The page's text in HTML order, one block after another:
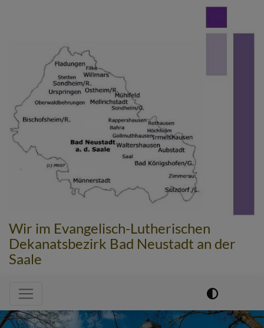
Wir im Evangelisch-Lutherischen
Dekanatsbezirk Bad Neustadt an der
Saale
Hauptnavigation